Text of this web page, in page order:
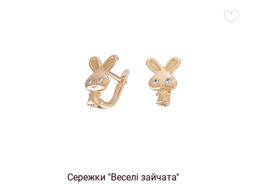
Сережки "Веселі зайчата"
favorites